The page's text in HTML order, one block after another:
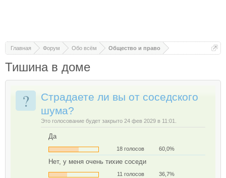
Главная Форум Обо всём Общество и право
Тишина в доме
?
Страдаете ли вы от соседского
шума?
Это голосование будет закрыто 24 фев 2029 в 11:01.
Да
18 голосов 60,0%
Нет, у меня очень тихие соседи
11 голосов 36,7%